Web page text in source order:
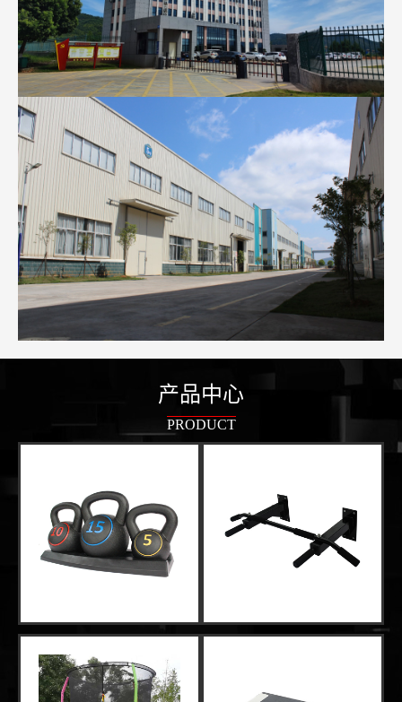
产品中心
PRODUCT